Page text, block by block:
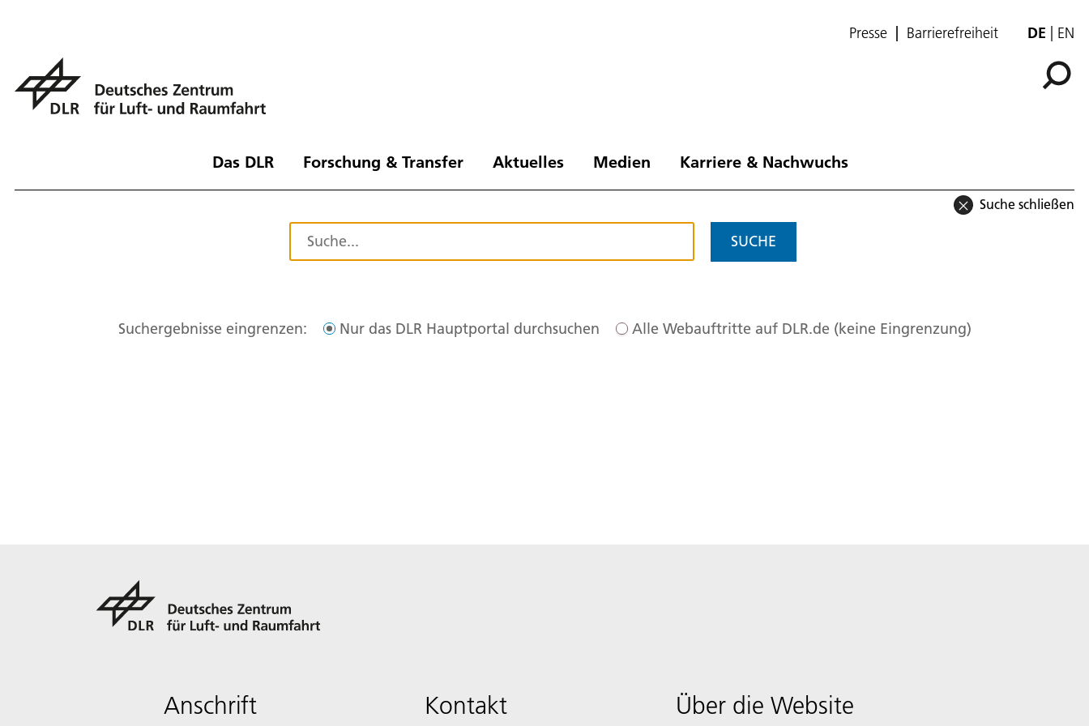
Presse Barrierefreiheit DE EN
Das DLR Forschung & Transfer Aktuelles Medien Karriere & Nachwuchs
Suche schließen
SUCHE
Suchergebnisse eingrenzen: Nur das DLR Hauptportal durchsuchen Alle Webauftritte auf DLR.de (keine Eingrenzung)
Anschrift Kontakt Über die Website